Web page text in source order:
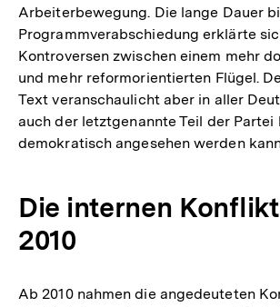
Arbeiterbewegung. Die lange Dauer
Programmverabschiedung erklärte
Kontroversen zwischen einem mehr
und mehr reformorientierten Flügel.
Text veranschaulicht aber in aller
auch der letztgenannte Teil der Partei
demokratisch angesehen werden
Die internen
2010
Ab 2010 nahmen die angedeuteten